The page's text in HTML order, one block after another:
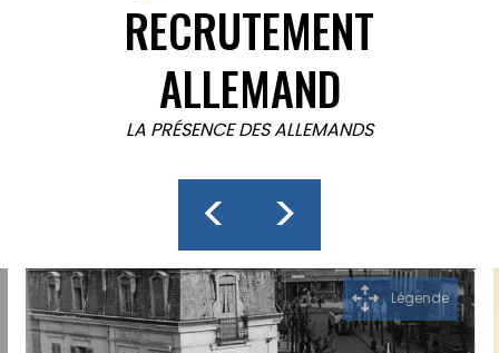
RECRUTEMENT
ALLEMAND
LA PRÉSENCE DES ALLEMANDS
<
Légende
>